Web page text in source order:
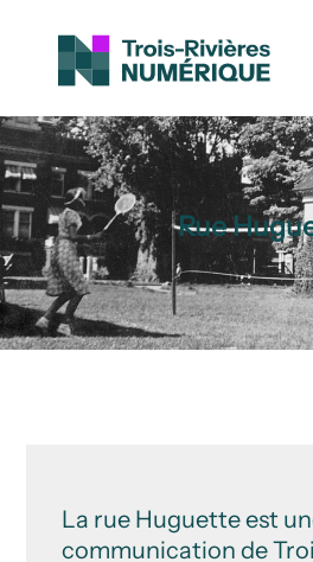
Rue
La rue Huguette est
communication de